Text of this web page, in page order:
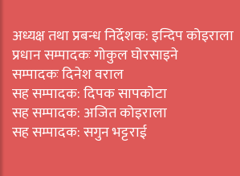
अध्यक्ष तथा प्रबन्ध निर्देशक: इन्दिप कोइराला
प्रधान सम्पादकः गोकुल घोरसाइने
सम्पादकः दिनेश वराल
सह सम्पादक: दिपक सापकोटा
सह सम्पादक: अजित कोइराला
सह सम्पादक: सगुन भट्टराई